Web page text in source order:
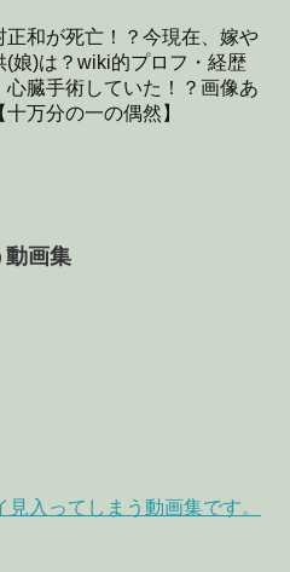
正和が死亡！？今現在、嫁や
(娘)は？wiki的プロフ・経歴
心臓手術していた！？画像あ
十万分の一の偶然】
動画集
入ってしまう動画集です。